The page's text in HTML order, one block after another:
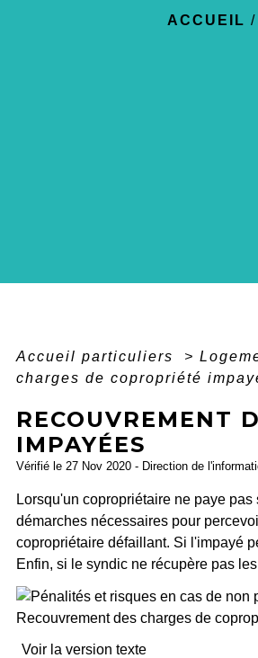
ACCUEIL /
Accueil particuliers >
charges de copropriété
RECOUVREMENT
IMPAYÉES
Vérifié le 27 Nov 2020 - Direction de
Lorsqu'un copropriétaire ne paye
démarches nécessaires pour
copropriétaire défaillant. Si l'impayé
Enfin, si le syndic ne récupère pas
Recouvrement des charges de
Voir la version texte